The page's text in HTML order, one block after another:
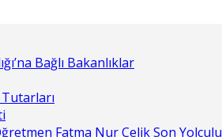
Bağlı Bakanlıklar
Fatma Nur Çelik Son